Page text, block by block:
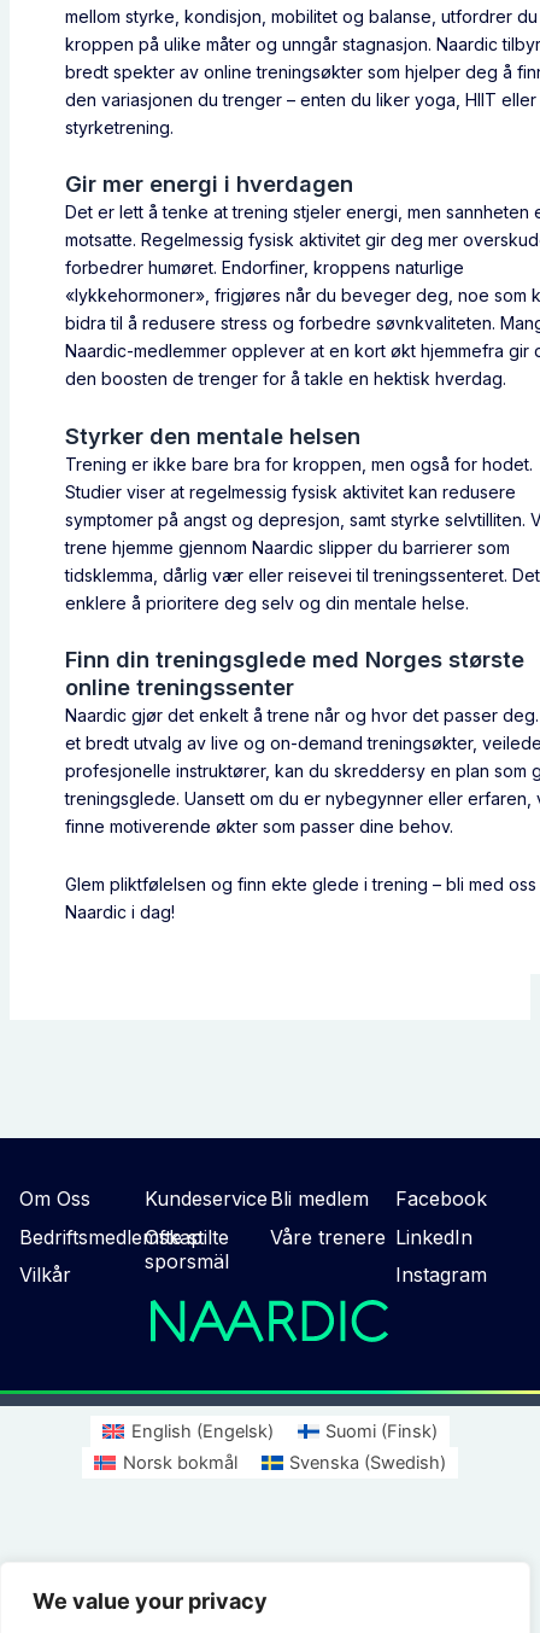
We value your privacy
mellom styrke, kondisjon, mobilitet og balanse, utfordrer du
kroppen på ulike måter og unngår stagnasjon. Naardic
bredt spekter av online treningsøkter som hjelper deg å
den variasjonen du trenger – enten du liker yoga, HIIT eller
styrketrening.
Gir mer energi i hverdagen
Det er lett å tenke at trening stjeler energi, men sannheten
motsatte. Regelmessig fysisk aktivitet gir deg mer
forbedrer humøret. Endorfiner, kroppens naturlige
«lykkehormoner», frigjøres når du beveger deg, noe som
bidra til å redusere stress og forbedre søvnkvaliteten.
Naardic-medlemmer opplever at en kort økt hjemmefra gir
den boosten de trenger for å takle en hektisk hverdag.
Styrker den mentale helsen
Trening er ikke bare bra for kroppen, men også for hodet.
Studier viser at regelmessig fysisk aktivitet kan redusere
symptomer på angst og depresjon, samt styrke selvtilliten.
trene hjemme gjennom Naardic slipper du barrierer som
tidsklemma, dårlig vær eller reisevei til treningssenteret.
enklere å prioritere deg selv og din mentale helse.
Finn din treningsglede med Norges største
online treningssenter
Naardic gjør det enkelt å trene når og hvor det passer
et bredt utvalg av live og on-demand treningsøkter,
profesjonelle instruktører, kan du skreddersy en plan som
treningsglede. Uansett om du er nybegynner eller erfaren,
finne motiverende økter som passer dine behov.
Glem pliktfølelsen og finn ekte glede i trening – bli med
Naardic i dag!
Om Oss
Bedriftsmedlemskap
Vilkår
Kundeservice
Ofte stilte
sporsmäl
Bli medlem
Våre trenere
Facebook
LinkedIn
Instagram
English (Engelsk) Suomi (Finsk)
Norsk bokmål
Svenska (Swedish)